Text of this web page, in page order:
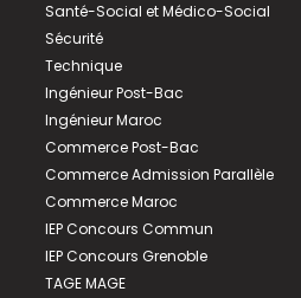
Santé-Social et Médico-Social
Sécurité
Technique
Ingénieur Post-Bac
Ingénieur Maroc
Commerce Post-Bac
Commerce Admission Parallèle
Commerce Maroc
IEP Concours Commun
IEP Concours Grenoble
TAGE MAGE